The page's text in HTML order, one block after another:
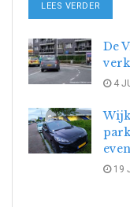
LEES VERDER
De
4
19